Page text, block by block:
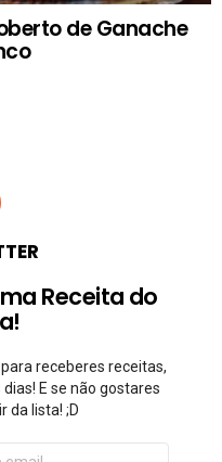
de Ganache
Receita do
receberes receitas,
E se não gostares
da lista! ;D